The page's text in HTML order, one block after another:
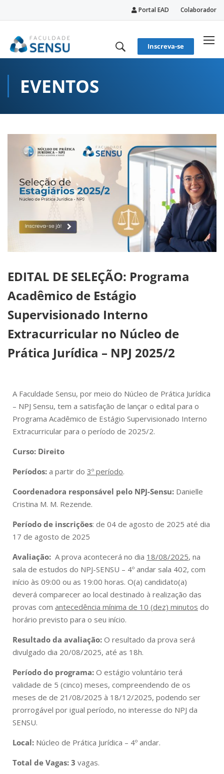
Portal EAD Colaborador
Inscreva-se
EVENTOS
EDITAL DE SELEÇÃO: Programa
Acadêmico de Estágio
Supervisionado Interno
Extracurricular no Núcleo de
Prática Jurídica – NPJ 2025/2
A Faculdade Sensu, por meio do Núcleo de Prática Jurídica
– NPJ Sensu, tem a satisfação de lançar o edital para o
Programa Acadêmico de Estágio Supervisionado Interno
Extracurricular para o período de 2025/2.
Curso: Direito
Períodos: a partir do 3º período.
Coordenadora responsável pelo NPJ-Sensu: Danielle
Cristina M. M. Rezende.
Período de inscrições: de 04 de agosto de 2025 até dia
17 de agosto de 2025
Avaliação: A prova acontecerá no dia 18/08/2025, na
sala de estudos do NPJ-SENSU – 4º andar sala 402, com
início às 09:00 ou as 19:00 horas. O(a) candidato(a)
deverá comparecer ao local destinado à realização das
provas com antecedência mínima de 10 (dez) minutos do
horário previsto para o seu início.
Resultado da avaliação: O resultado da prova será
divulgado dia 20/08/2025, até as 18h.
Período do programa: O estágio voluntário terá
validade de 5 (cinco) meses, compreendendo de os
meses de de 21/08/2025 à 18/12/2025, podendo ser
prorrogável por igual período, no interesse do NPJ da
SENSU.
Local: Núcleo de Prática Jurídica – 4º andar.
Total de Vagas: 3 vagas.